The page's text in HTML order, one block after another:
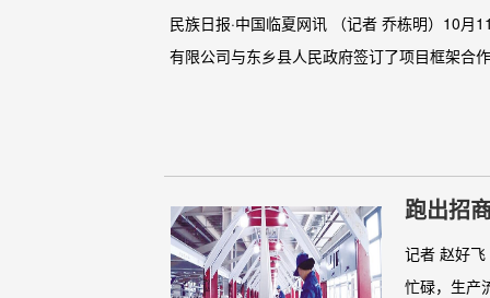
民族日报·中国临夏网讯 （记者 乔栋明）10
有限公司与东乡县人民政府签订了项目框架合
跑出招
记者 赵好
忙碌，生产